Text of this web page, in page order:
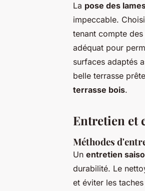
La pose des
impeccable.
tenant compte
adéquat pour
surfaces adaptés
belle terrasse
terrasse bois.
Entretien et
Méthodes
Un entretien
durabilité. Le
et éviter les